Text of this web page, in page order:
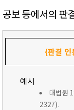
공보 등에서의 판
{판결 인
예시
대법원
2327).